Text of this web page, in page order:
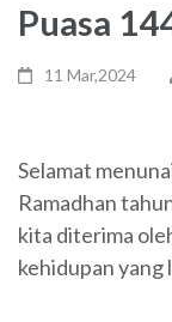
Puasa
11 Mar,2024
Selamat
Ramadhan
kita diterima
kehidupan yang